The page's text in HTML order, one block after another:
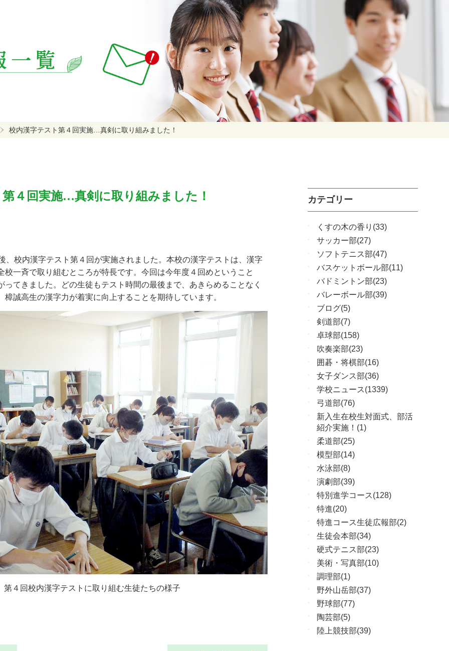
校内漢字テスト第４回実施…真剣に取り組みました！
４回実施…真剣に取り組みました！
、校内漢字テスト第４回が実施されました。本校の漢字テストは、漢字
校一斉で取り組むところが特長です。今回は今年度４回めということ
ってきました。どの生徒もテスト時間の最後まで、あきらめることなく
樟誠高生の漢字力が着実に向上することを期待しています。
第４回校内漢字テストに取り組む生徒たちの様子
カテゴリー
くすの木の香り(33)
サッカー部(27)
ソフトテニス部(47)
バスケットボール部(11)
バドミントン部(23)
バレーボール部(39)
ブログ(5)
剣道部(7)
卓球部(158)
吹奏楽部(23)
囲碁・将棋部(16)
女子ダンス部(36)
学校ニュース(1339)
弓道部(76)
新入生在校生対面式、部活
紹介実施！(1)
柔道部(25)
模型部(14)
水泳部(8)
演劇部(39)
特別進学コース(128)
特進(20)
特進コース生徒広報部(2)
生徒会本部(34)
硬式テニス部(23)
美術・写真部(10)
調理部(1)
野外山岳部(37)
野球部(77)
陶芸部(5)
陸上競技部(39)